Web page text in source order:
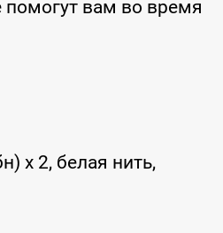
помогут вам во время
x 2, белая нить,